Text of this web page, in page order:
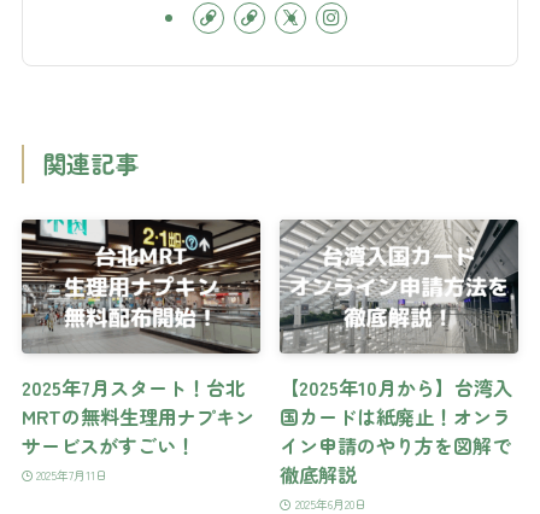
関連記事
2025年7月スタート！台北
MRTの無料生理用ナプキン
サービスがすごい！
2025年7月11日
【2025年10月から】台湾入
国カードは紙廃止！オンラ
イン申請のやり方を図解で
徹底解説
2025年6月20日